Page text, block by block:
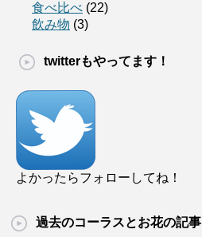
食べ比べ (22)
飲み物 (3)
twitterもやってます！
よかったらフォローしてね！
過去のコーラスとお花の記事